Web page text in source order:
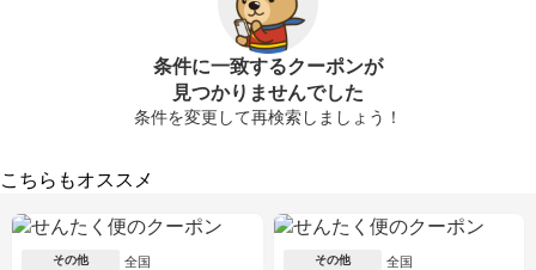
条件に一致するクーポンが
見つかりませんでした
条件を変更して再検索しましょう！
こちらもオススメ
その他 全国 その他 全国